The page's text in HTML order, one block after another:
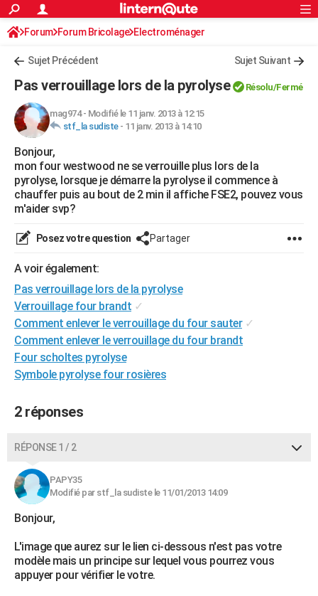
ACTUALITÉS
Politique
Société
Faits Divers
Education
Monde
Villes
+
FINANCE
Retraite
Impôts
Epargne
Immobilier
Risques naturels par ville
Banque
Assurance
Crédit
AUTO
Essais
Réserver un essai
Citadines
Berlines
SUV
Forum auto
+HIGH-TECH
Mobiles
Meilleur smartphone
Internet
Ordinateurs
Jeux vidéo
Guide high-tech
+BRICOLAGE
Forum
Aménagement intérieur
Extérieur
Cuisine
Salle de bains
Jardinage
Rangement
Guides de France
Escapades
Patrimoine
Expositions
Musées
Week-end nature
Art de vivre
Bien-être
Loisirs
Mode
Modes de vie
Alimentation
Guide de la santé
Maladies
Médicaments
Sommeil
VOYAGE
PHOTO
GUIDES D'ACHAT
CARTE DE VOEUX
Carte de Noël
Carte Bonne année
Carte Saint-Valentin
Carte Pâques
Carte d'anniversaire
DICTIONNAIRE
Dictionnaire
Biographies
Citations
Expressions
Proverbes
PROGRAMME TV
FORUM
S'inscrire
Connexion
Forum Forum Bricolage Electroménager
Sujet Précédent Sujet Suivant
Pas verrouillage lors de la pyrolyse Résolu/Fermé
mag974- Modifié le 11 janv. 2013 à 12:15
stf_la sudiste- 11 janv. 2013 à 14:10
Bonjour,
mon four westwood ne se verrouille plus lors de la
pyrolyse, lorsque je démarre la pyrolyse il commence à
chauffer puis au bout de 2 min il affiche FSE2, pouvez vous
m'aider svp?
Posez votre question Partager
A voir également:
Pas verrouillage lors de la pyrolyse
Verrouillage four brandt ✓
Comment enlever le verrouillage du four sauter ✓
Comment enlever le verrouillage du four brandt
Four scholtes pyrolyse
Symbole pyrolyse four rosières
2 réponses
RÉPONSE 1 / 2
PAPY35
Modifié par stf_la sudiste le 11/01/2013 14:09
Bonjour,
L'image que aurez sur le lien ci-dessous n'est pas votre
modèle mais un principe sur lequel vous pourrez vous
appuyer pour vérifier le votre.